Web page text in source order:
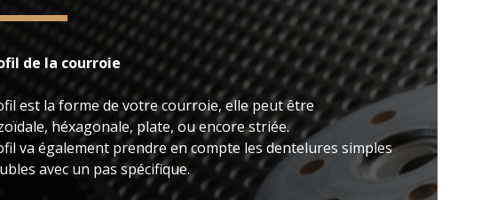
de la courroie
est la forme de votre courroie, elle peut être
héxagonale, plate, ou encore striée.
va également prendre en compte les dentelures simples
avec un pas spécifique.